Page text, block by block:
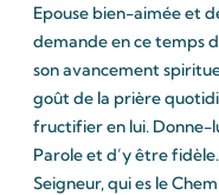
Epouse bien-aimée et
demande en ce temps
son avancement
goût de la prière
fructifier en lui. Donne-
Parole et d’y être
Seigneur, qui es le